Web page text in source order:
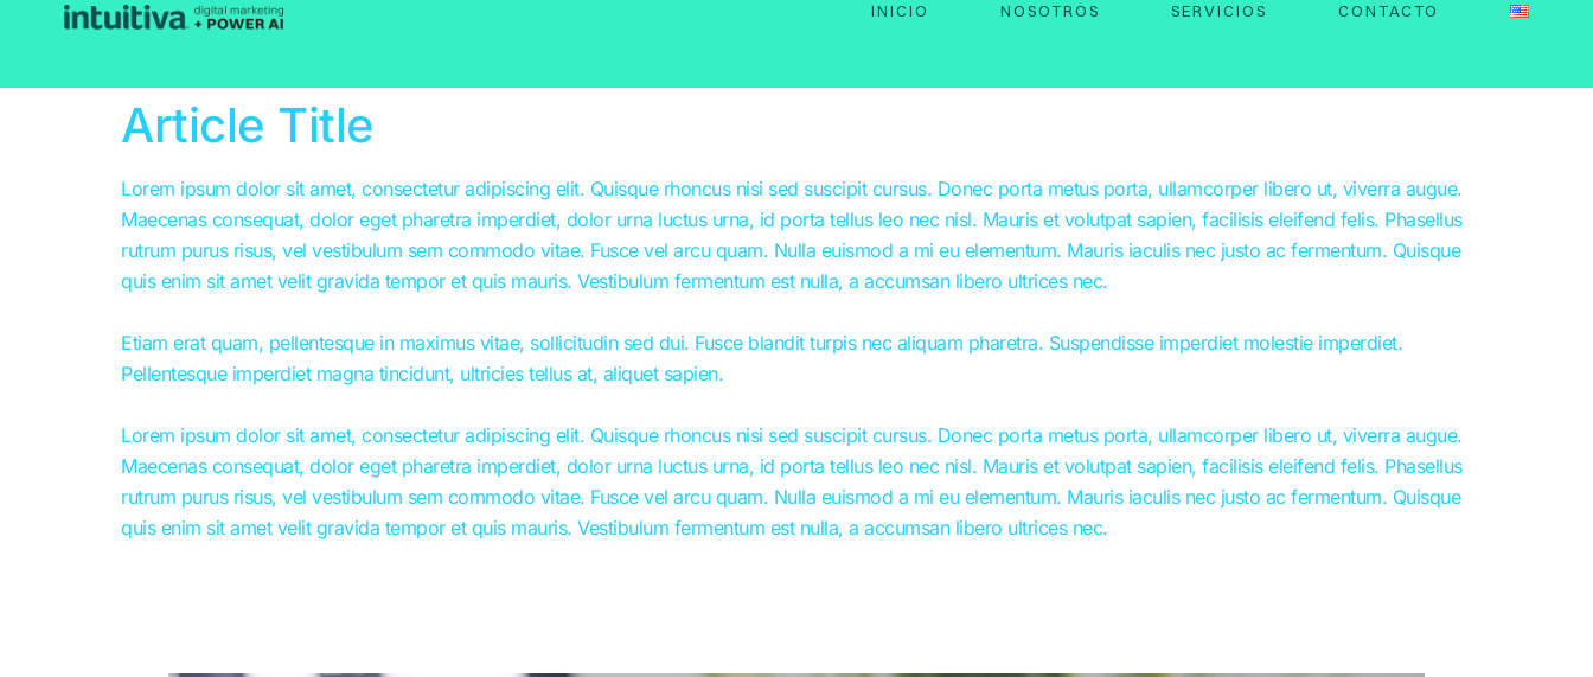
INICIO NOSOTROS SERVICIOS CONTACTO
Article Title
Lorem ipsum dolor sit amet, consectetur adipiscing elit. Quisque rhoncus nisi sed suscipit cursus. Donec porta metus porta, ullamcorper libero ut, viverra augue.
Maecenas consequat, dolor eget pharetra imperdiet, dolor urna luctus urna, id porta tellus leo nec nisl. Mauris et volutpat sapien, facilisis eleifend felis. Phasellus
rutrum purus risus, vel vestibulum sem commodo vitae. Fusce vel arcu quam. Nulla euismod a mi eu elementum. Mauris iaculis nec justo ac fermentum. Quisque
quis enim sit amet velit gravida tempor et quis mauris. Vestibulum fermentum est nulla, a accumsan libero ultrices nec.
Etiam erat quam, pellentesque in maximus vitae, sollicitudin sed dui. Fusce blandit turpis nec aliquam pharetra. Suspendisse imperdiet molestie imperdiet.
Pellentesque imperdiet magna tincidunt, ultricies tellus at, aliquet sapien.
Lorem ipsum dolor sit amet, consectetur adipiscing elit. Quisque rhoncus nisi sed suscipit cursus. Donec porta metus porta, ullamcorper libero ut, viverra augue.
Maecenas consequat, dolor eget pharetra imperdiet, dolor urna luctus urna, id porta tellus leo nec nisl. Mauris et volutpat sapien, facilisis eleifend felis. Phasellus
rutrum purus risus, vel vestibulum sem commodo vitae. Fusce vel arcu quam. Nulla euismod a mi eu elementum. Mauris iaculis nec justo ac fermentum. Quisque
quis enim sit amet velit gravida tempor et quis mauris. Vestibulum fermentum est nulla, a accumsan libero ultrices nec.